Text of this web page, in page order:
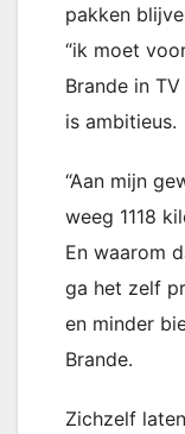
pakken
“ik moet
Brande in
is ambitieus.
“Aan mijn
weeg 1118
En waarom
ga het zelf
en minder
Brande.
Zichzelf